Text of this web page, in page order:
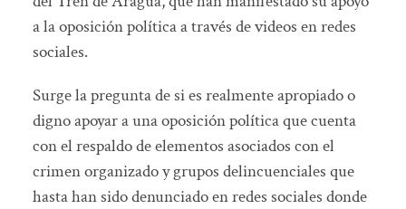
a la oposición política a través de videos en redes
sociales.
Surge la pregunta de si es realmente apropiado o
digno apoyar a una oposición política que cuenta
con el respaldo de elementos asociados con el
crimen organizado y grupos delincuenciales que
hasta han sido denunciado en redes sociales donde